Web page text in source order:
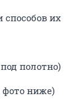
их
полотно)
фото ниже)